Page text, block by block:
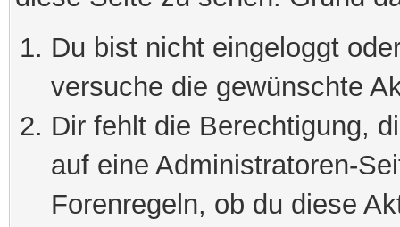
Du bist nicht eingeloggt
versuche die gewünschte
Dir fehlt die Berechtigung,
auf eine Administratoren-
Forenregeln, ob du diese